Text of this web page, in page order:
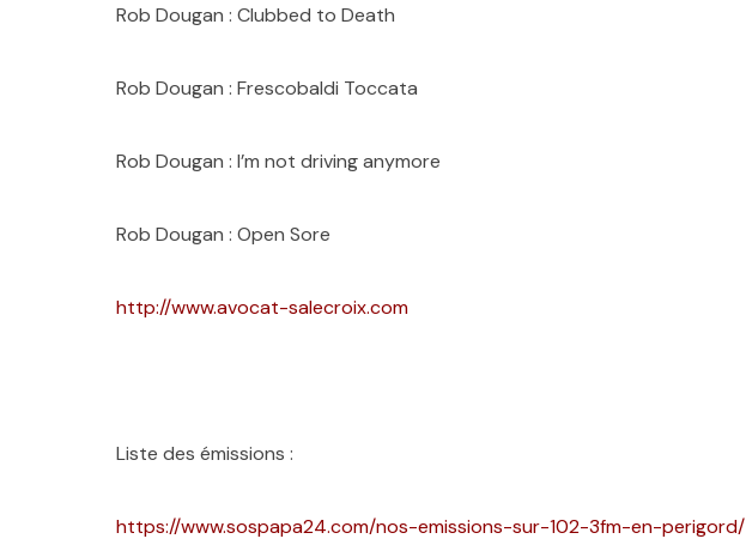
Rob Dougan : Clubbed to Death
Rob Dougan : Frescobaldi Toccata
Rob Dougan : I’m not driving anymore
Rob Dougan : Open Sore
http://www.avocat-salecroix.com
Liste des émissions :
https://www.sospapa24.com/nos-emissions-sur-102-3fm-en-perigord/